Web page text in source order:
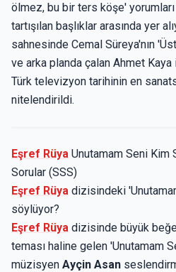
ölmez, bu bir ters köşe'
tartışılan başlıklar arasında yer
sahnesinde Cemal Süreya'nın
ve arka planda çalan Ahmet Kaya
Türk televizyon tarihinin en
nitelendirildi.
Eşref Rüya Unutamam Seni Kim
Sorular (SSS)
Eşref Rüya dizisindeki
söylüyor?
Eşref Rüya dizisinde büyük
teması haline gelen 'Unutamam
müzisyen Ayçin Asan